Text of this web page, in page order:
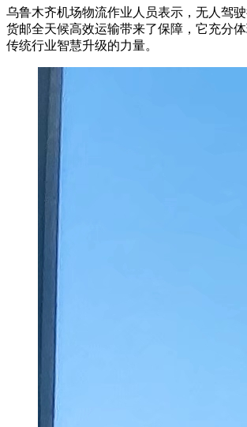
乌鲁木齐机场物流作业人员表示，无人驾
货邮全天候高效运输带来了保障，它充分
传统行业智慧升级的力量。